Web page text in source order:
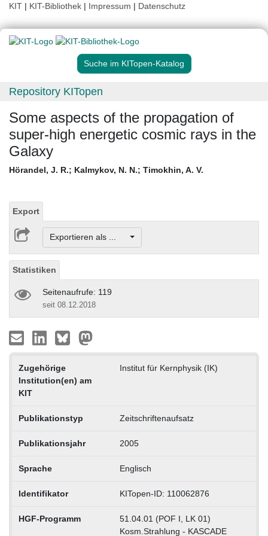
KIT | KIT-Bibliothek | Impressum | Datenschutz
Suche im KITopen-Katalog
Repository KITopen
Some aspects of the propagation of
super-high energetic cosmic rays in the
Galaxy
Hörandel, J. R.; Kalmykov, N. N.; Timokhin, A. V.
Export
Exportieren als ...
Statistiken
Seitenaufrufe: 119
seit 08.12.2018
Zugehörige
Institution(en) am
KIT
Institut für Kernphysik (IK)
Publikationstyp Zeitschriftenaufsatz
Publikationsjahr 2005
Sprache Englisch
Identifikator KITopen-ID: 110062876
HGF-Programm
51.04.01 (POF I, LK 01)
Kosm.Strahlung - KASCADE